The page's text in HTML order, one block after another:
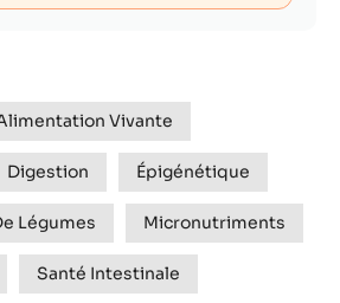
Vivante
Digestion Épigénétique
Légumes Micronutriments
Santé Intestinale